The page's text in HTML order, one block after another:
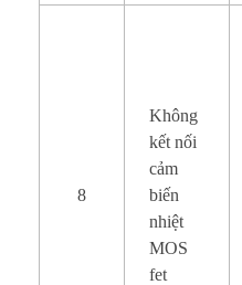
8
Không
kết nối
cảm
biến
nhiệt
MOS
fet